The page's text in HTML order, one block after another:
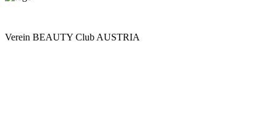
Verein BEAUTY Club AUSTRIA